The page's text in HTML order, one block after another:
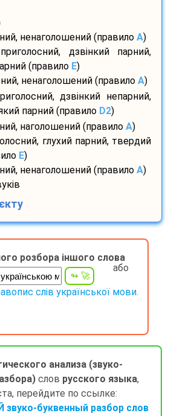
ненаголошений (правило A)
дзвінкий парний,
(правило E)
ненаголошений (правило A)
дзвінкий непарний,
парний (правило D2)
наголошений (правило A)
глухий парний, твердий
E)
ненаголошений (правило A)
розбора іншого слова
або
слів української мови.
анализа (звуко-
слов русского языка,
перейдите по ссылке:
буквенный разбор слов